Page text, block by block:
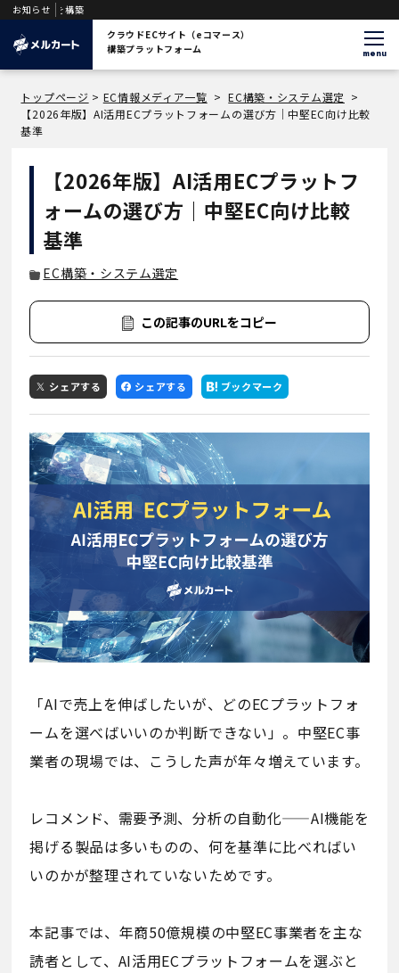
お知らせ
クラウドECサイト（eコマース）
構築プラットフォーム
menu
トップページ > EC情報メディア一覧 > EC構築・システム選定 >
【2026年版】AI活用ECプラットフォームの選び方｜中堅EC向け比較
基準
【2026年版】AI活用ECプラットフ
ォームの選び方｜中堅EC向け比較
基準
EC構築・システム選定
この記事のURLをコピー
シェアする シェアする ブックマーク
「AIで売上を伸ばしたいが、どのECプラットフォ
ームを選べばいいのか判断できない」。中堅EC事
業者の現場では、こうした声が年々増えています。
レコメンド、需要予測、分析の自動化——AI機能を
掲げる製品は多いものの、何を基準に比べればい
いのかが整理されていないためです。
本記事では、年商50億規模の中堅EC事業者を主な
読者として、AI活用ECプラットフォームを選ぶと